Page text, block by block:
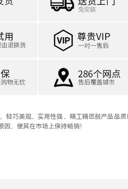
轻巧美观、实用性强、精工精匠般产品品质
，使其在市场上保持畅销！